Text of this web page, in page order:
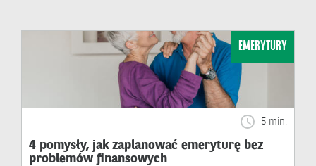
EMERYTURY
5 min.
4 pomysły, jak zaplanować emeryturę bez
problemów finansowych